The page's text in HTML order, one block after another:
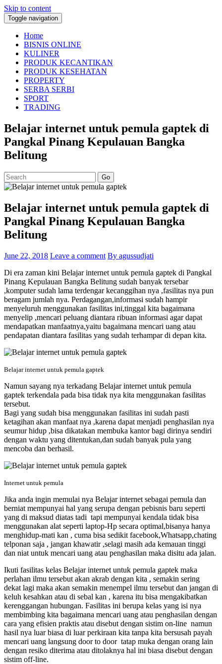
Skip to content
Toggle navigation
Home
BISNIS ONLINE
KULINER
PRODUK KECANTIKAN
PRODUK KESEHATAN
PROPERTY
SERBA SERBI
SPORT
TRADING
Belajar internet untuk pemula gaptek di
Pangkal Pinang Kepulauan Bangka
Belitung
Go
Belajar internet untuk pemula gaptek di
Pangkal Pinang Kepulauan Bangka
Belitung
June 22, 2018 Leave a comment By agussudjati
Di era zaman kini Belajar internet untuk pemula gaptek di Pangkal
Pinang Kepulauan Bangka Belitung sudah banyak tersebar
,komputer sudah lama terdengar kecanggihan nya ,fasilitas nya pun
beragam jumlah nya. Perdagangan,informasi sudah hampir
menyeluruh menggunakan fasilitas ini,tinggal kita bagaimana
menyelip ,mencari peluang diantara ribuan informasi agar dapat
mendapatkan manfaatnya,yaitu bagaimana mencari uang atau
pendapatan diantara fasilitas yang sudah terhampar di depan kita.
Belajar internet untuk pemula gaptek
Namun sayang nya terkadang Belajar internet untuk pemula
gaptek terkendala pada bisa tidak nya kita menggunakan fasilitas
tersebut.
Bagi yang sudah bisa menggunakan fasilitas ini sudah pasti
ketagihan akan manfaat nya ,karena dapat menjadi penghasilan nya
seumur hidup ,bisa dikatakan membuka kantor bagi dirinya sendiri
dengan waktu yang ditentukan,dan sudah banyak pula yang
mencoba dan berhasil.
Internet untuk pemula
Jika anda ingin memulai nya Belajar internet sebagai pemula dan
berniat mempunyai hal yang serupa dengan pebisnis baru seperti
yang di maksud diatas tadi tapi mempunyai kendala tidak bisa
menggunakan alat seperti laptop-Hp secara optimal,bisanya hanya
menghidup-mati kan , cuma bisa sedikit facebook,Whatsapp,chating
telponan saja , jangan khawatir ,selagi masih ada kemauan tinggi
dan niat untuk mencari uang atau penghasilan maka disitu ada jalan.
Ikuti fasilitas kelas Belajar internet untuk pemula gaptek maka
perlahan ilmu tersebut akan akrab dengan kita , semakin sering
dekat lagi maka akan semakin menempel ilmu tersebut dan jangan di
keluh kesahkan atau di sebal kan , karena itu bisa mengakibatkan
kerenggangan hubungan. Fasilitas ini berupa kelas yang isi nya
membimbing kita bagaimana mencari uang atau penghasilan dengan
cara yang efisien praktis atau disebut dengan sistim on-line namun
hasil nya luar biasa di luar perkiraan kita tanpa kita bersusah payah
mencari uang langsung door to door tatap muka dengan orang lain
dengan resiko diterima atau ditolaknya hal ini biasa disebut dengan
sistim off-line.